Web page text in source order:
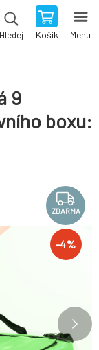
Hledej Košík Menu
9
boxu:
ZDARMA
-4%